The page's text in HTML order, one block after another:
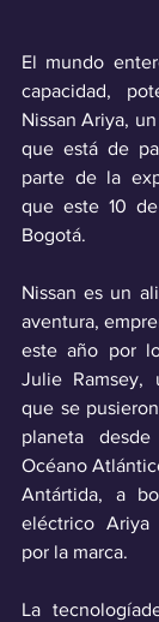
El mundo
capacidad,
Nissan Ariya,
que está de
parte de la
que este 10
Bogotá.
Nissan es un
aventura,
este año por
Julie Ramsey,
que se
planeta
Océano
Antártida, a
eléctrico Ariya
por la marca.
La